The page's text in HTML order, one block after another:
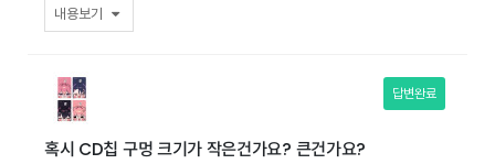
내용보기
혹시 CD칩 구멍 크기가 작은건가요? 큰건가요?
답변완료